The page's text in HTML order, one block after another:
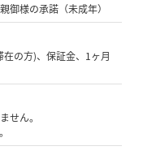
御様の承諾（未成年）
の方)、保証金、1ヶ月
せん。